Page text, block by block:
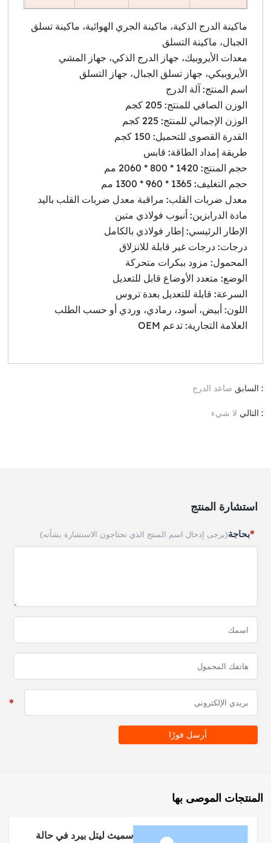
ماكينة الدرج الذكية، ماكينة الجري الهوائية، ماكينة تسلق
الجبال، ماكينة التسلق
معدات الأيروبيك، جهاز الدرج الذكي، جهاز المشي
الأيروبيكي، جهاز تسلق الجبال، جهاز التسلق
اسم المنتج: آلة الدرج
الوزن الصافي للمنتج: 205 كجم
الوزن الإجمالي للمنتج: 225 كجم
القدرة القصوى للتحميل: 150 كجم
طريقة إمداد الطاقة: قابس
حجم المنتج: 1420 * 800 * 2060 مم
حجم التغليف: 1365 * 960 * 1300 مم
معدل ضربات القلب: مراقبة معدل ضربات القلب باليد
مادة الدرابزين: أنبوب فولاذي متين
الإطار الرئيسي: إطار فولاذي بالكامل
درجات: درجات غير قابلة للانزلاق
المحمول: مزود ببكرات متحركة
الوضع: متعدد الأوضاع قابل للتعديل
السرعة: قابلة للتعديل بعدة تروس
اللون: أبيض، أسود، رمادي، وردي أو حسب الطلب
العلامة التجارية: تدعم OEM
: السابق صاعد الدرج
: التالي لا شيء
استشارة المنتج
بحاجة(يرجى إدخال اسم المنتج الذي تحتاجون الاستشارة بشأنه)
أرسل فورًا
المنتجات الموصى بها
سميث ليتل بيرد في حالة